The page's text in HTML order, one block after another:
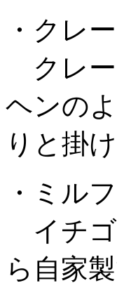
・クレ
クレー
ヘンの
りと掛
・ミル
イチゴ
ら自家